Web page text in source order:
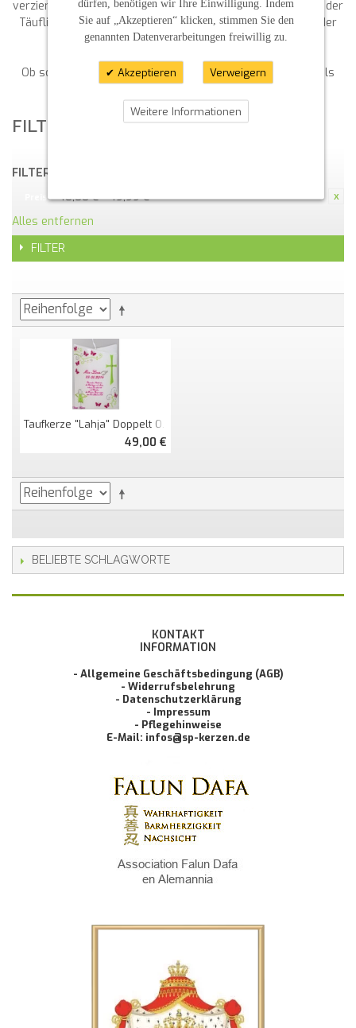
verziertes Exemplar handelt, sie trägt die Gewissheit, dass der
Täufling unter Gottes Schutz steht und „getragen wird in der
Wärme seiner Liebe“.
Ob schlicht oder kunstvoll gestaltet, Taufkerzen bleiben als
FILTERN NACH
FILTERN NACH:
Preis:
40,00 € - 49,99 €
Alles entfernen
FILTER
Taufkerze "Lahja" Doppelt Oval Abg.
49,00 €
BELIEBTE SCHLAGWORTE
KONTAKT
INFORMATION
- Allgemeine Geschäftsbedingung (AGB)
- Widerrufsbelehrung
- Datenschutzerklärung
- Impressum
- Pflegehinweise
E-Mail: infos@sp-kerzen.de
dürfen, benötigen wir Ihre Einwilligung. Indem
Sie auf „Akzeptieren“ klicken, stimmen Sie den
genannten Datenverarbeitungen freiwillig zu.
Akzeptieren Verweigern
Weitere Informationen